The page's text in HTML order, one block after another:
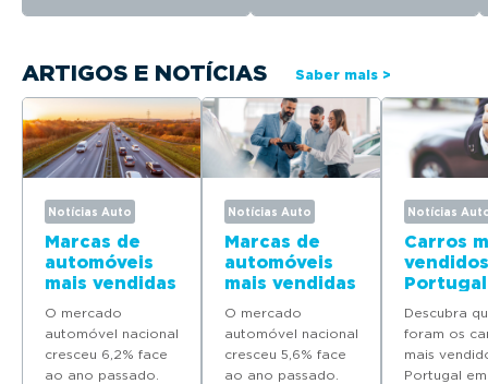
ARTIGOS E NOTÍCIAS Saber mais >
Notícias Auto
Marcas de
automóveis
mais vendidas
em 2025
O mercado
automóvel nacional
cresceu 6,2% face
ao ano passado.
Notícias Auto
Marcas de
automóveis
mais vendidas
em 2024
O mercado
automóvel nacional
cresceu 5,6% face
ao ano passado.
Notícias
Carros
Descubra
foram os
mais
Portugal